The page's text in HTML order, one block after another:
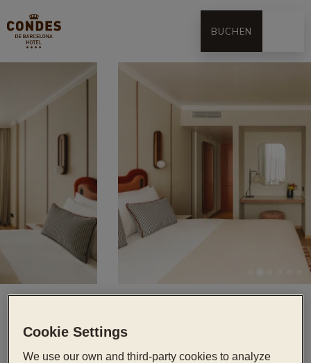
BUCHEN
Suite Eixample
Cookie Settings
We use our own and third-party cookies to analyze